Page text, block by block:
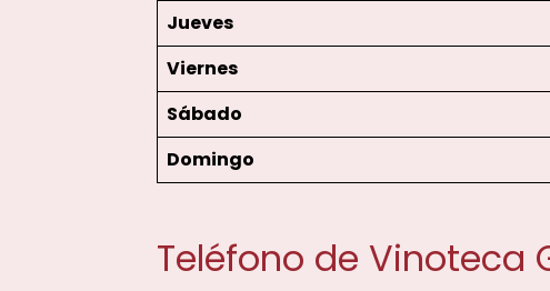
Jueves
Viernes
Sábado
Domingo
Teléfono de Vinoteca